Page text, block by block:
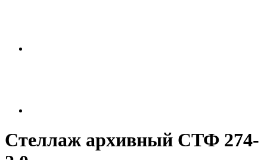
Стеллаж архивный СТФ 274-